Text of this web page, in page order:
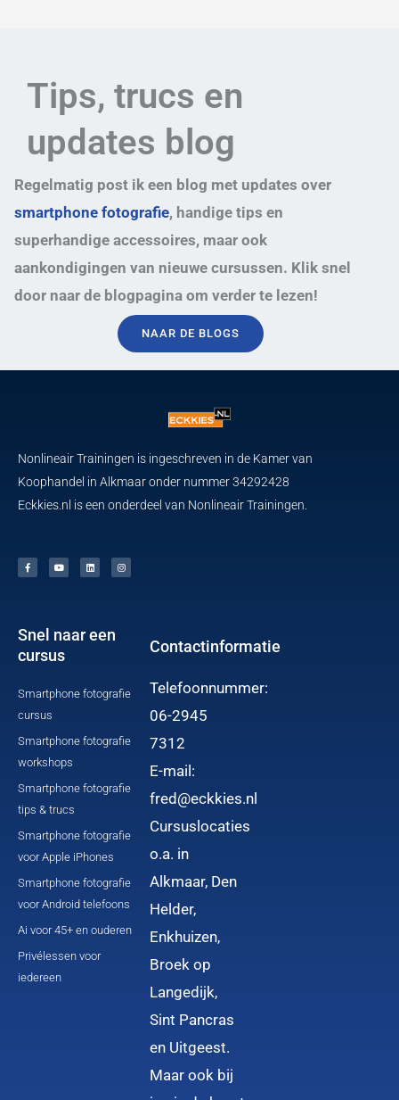
Tips, trucs en
updates blog
Regelmatig post ik een blog met updates over
smartphone fotografie, handige tips en
superhandige accessoires, maar ook
aankondigingen van nieuwe cursussen. Klik snel
door naar de blogpagina om verder te lezen!
NAAR DE BLOGS
Nonlineair Trainingen is ingeschreven in de Kamer van
Koophandel in Alkmaar onder nummer 34292428
Eckkies.nl is een onderdeel van Nonlineair Trainingen.
c
e
b
u
t
u
n
k
e
s
t
a
Snel naar een
cursus
Smartphone fotografie
cursus
Smartphone fotografie
workshops
Smartphone fotografie
tips & trucs
Smartphone fotografie
voor Apple iPhones
Smartphone fotografie
voor Android telefoons
Ai voor 45+ en ouderen
Privélessen voor
iedereen
Contactinformatie
Telefoonnummer:
06-2945
7312
E-mail:
fred@eckkies.nl
Cursuslocaties
o.a. in
Alkmaar, Den
Helder,
Enkhuizen,
Broek op
Langedijk,
Sint Pancras
en Uitgeest.
Maar ook bij